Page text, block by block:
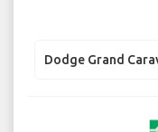
Dodge Grand